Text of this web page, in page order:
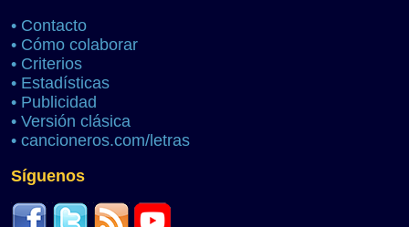
• Contacto
• Cómo colaborar
• Criterios
• Estadísticas
• Publicidad
• Versión clásica
• cancioneros.com/letras
Síguenos